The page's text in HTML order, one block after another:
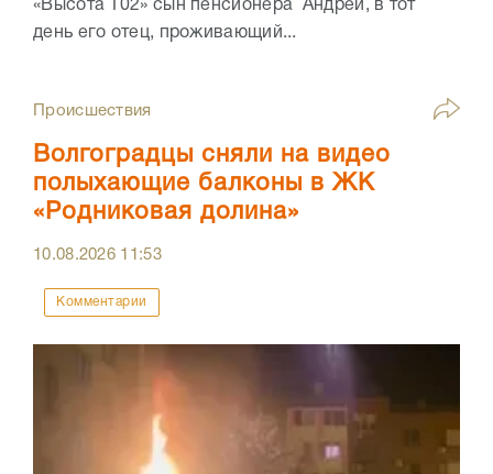
«Высота 102» сын пенсионера Андрей, в тот
день его отец, проживающий...
Происшествия
Волгоградцы сняли на видео
полыхающие балконы в ЖК
«Родниковая долина»
10.08.2026 11:53
Комментарии